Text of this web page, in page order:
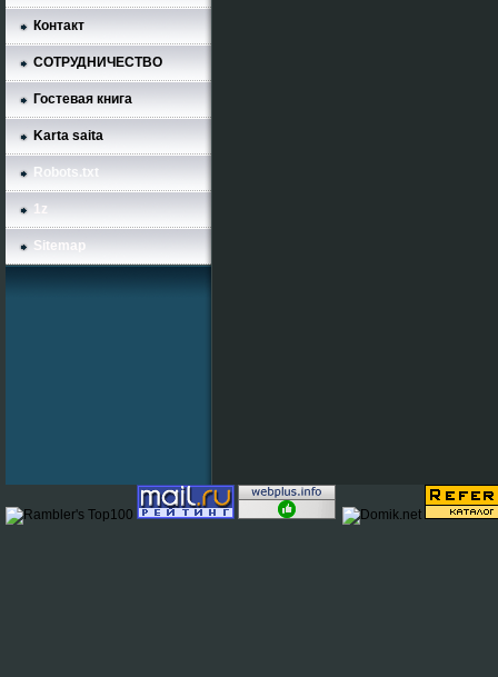
Контакт
СОТРУДНИЧЕСТВО
Гостевая книга
Karta saita
Robots.txt
1z
Sitemap